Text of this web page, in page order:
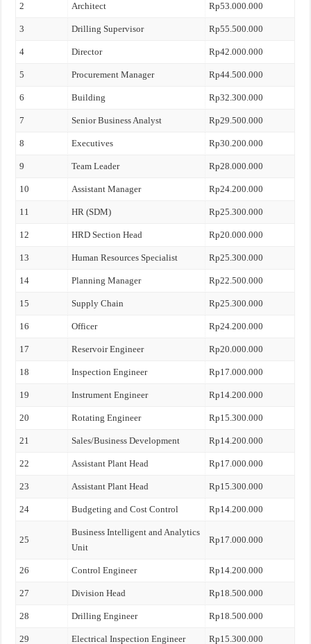
2 Architect Rp53.000.000
3 Drilling Supervisor Rp55.500.000
4 Director Rp42.000.000
5 Procurement Manager Rp44.500.000
6 Building Rp32.300.000
7 Senior Business Analyst Rp29.500.000
8 Executives Rp30.200.000
9 Team Leader Rp28.000.000
10 Assistant Manager Rp24.200.000
11 HR (SDM) Rp25.300.000
12 HRD Section Head Rp20.000.000
13 Human Resources Specialist Rp25.300.000
14 Planning Manager Rp22.500.000
15 Supply Chain Rp25.300.000
16 Officer Rp24.200.000
17 Reservoir Engineer Rp20.000.000
18 Inspection Engineer Rp17.000.000
19 Instrument Engineer Rp14.200.000
20 Rotating Engineer Rp15.300.000
21 Sales/Business Development Rp14.200.000
22 Assistant Plant Head Rp17.000.000
23 Assistant Plant Head Rp15.300.000
24 Budgeting and Cost Control Rp14.200.000
25
Business Intelligent and Analytics
Unit
Rp17.000.000
26 Control Engineer Rp14.200.000
27 Division Head Rp18.500.000
28 Drilling Engineer Rp18.500.000
29 Electrical Inspection Engineer Rp15.300.000